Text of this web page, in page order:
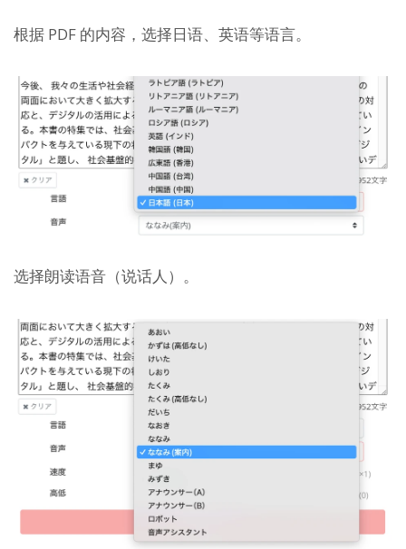
根据 PDF 的内容，选择日语、英语等语言。
选择朗读语音（说话人）。